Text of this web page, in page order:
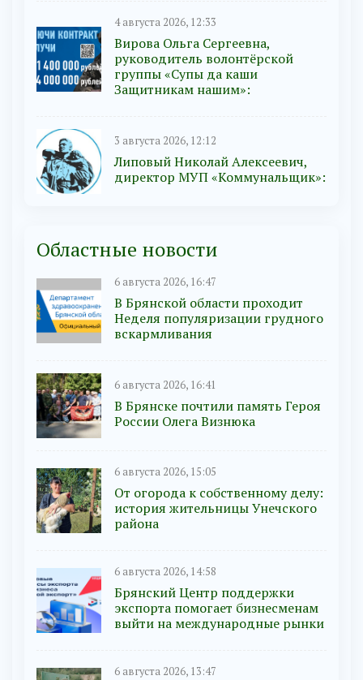
4 августа 2026, 12:33
Вирова Ольга Сергеевна,
руководитель волонтёрской
группы «Супы да каши
Защитникам нашим»:
3 августа 2026, 12:12
Липовый Николай Алексеевич,
директор МУП «Коммунальщик»:
Областные новости
6 августа 2026, 16:47
В Брянской области проходит
Неделя популяризации грудного
вскармливания
6 августа 2026, 16:41
В Брянске почтили память Героя
России Олега Визнюка
6 августа 2026, 15:05
От огорода к собственному делу:
история жительницы Унечского
района
6 августа 2026, 14:58
Брянский Центр поддержки
экспорта помогает бизнесменам
выйти на международные рынки
6 августа 2026, 13:47